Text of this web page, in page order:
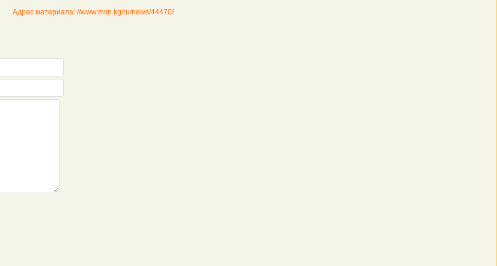
Адрес материала: //www.msn.kg/ru/news/44470/